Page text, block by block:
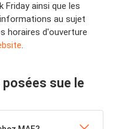
ainsi que les
au sujet
horaires d'ouverture
.
sue le